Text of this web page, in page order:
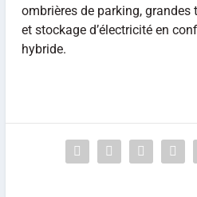
ombrières de parking,
et stockage d’électricité en
hybride.